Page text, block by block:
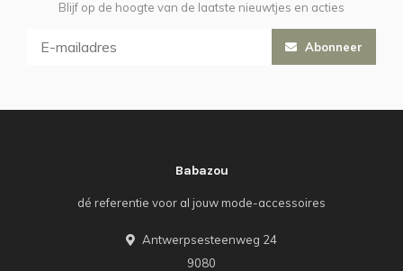
Blijf op de hoogte van de laatste nieuwtjes en acties
Abonneer
Babazou
dé referentie voor al jouw mode-accessoires
Antwerpsesteenweg 24
9080